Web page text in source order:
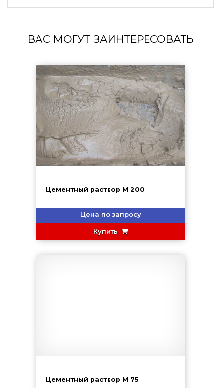
ВАС МОГУТ ЗАИНТЕРЕСОВАТЬ
Цементный раствор М 200
Цена по запросу
Купить
Цементный раствор М 75